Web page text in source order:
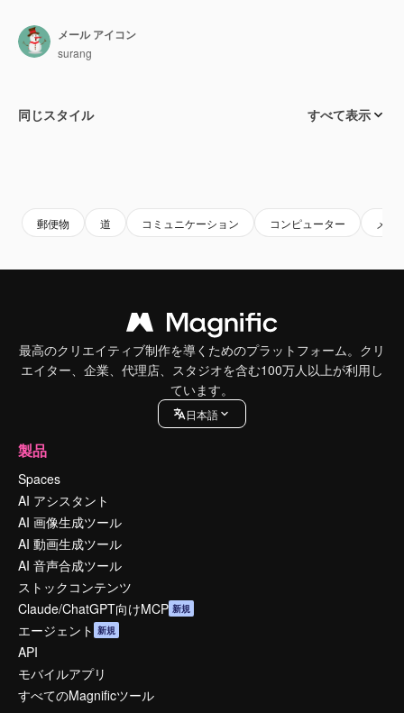
メール アイコン
surang
同じスタイル すべて表示
郵便物 道 コミュニケーション コンピューター メッ
最高のクリエイティブ制作を導くためのプラットフォーム。クリ
エイター、企業、代理店、スタジオを含む100万人以上が利用し
ています。
日本語
製品
Spaces
AI アシスタント
AI 画像生成ツール
AI 動画生成ツール
AI 音声合成ツール
ストックコンテンツ
Claude/ChatGPT向けMCP 新規
エージェント 新規
API
モバイルアプリ
すべてのMagnificツール